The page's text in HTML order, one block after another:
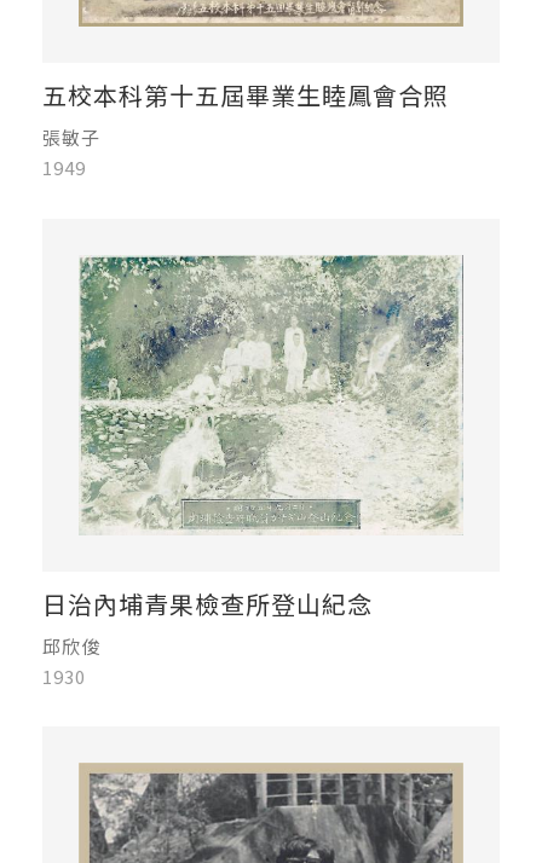
五校本科第十五屆畢業生睦鳳會合照
張敏子
1949
日治內埔青果檢查所登山紀念
邱欣俊
1930